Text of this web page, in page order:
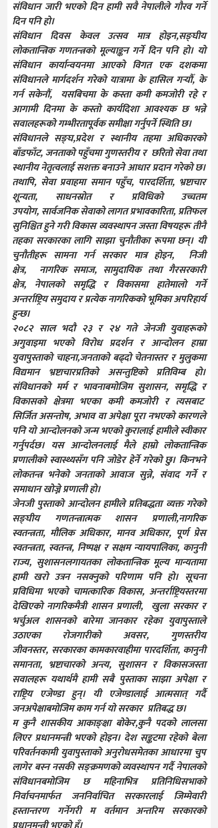
संविधान जारी भएको दिन हामी सवै नेपालीले गौरव गर्ने
दिन पनि हो।
संविधान दिवस केवल उत्सव मात्र होइन,सङ्घीय
लोकतान्त्रिक गणतन्त्रको मूल्याङ्कन गर्ने दिन पनि हो। यो
संविधान कार्यान्वयनमा आएको विगत एक दशकमा
संविधानले मार्गदर्शन गरेको यात्रामा के हासिल गर्‍यौँ, के
गर्न सकेनौं, यसबिचमा के कस्ता कमी कमजोरी रहे र
आगामी दिनमा के कस्तो कार्यदिशा आवश्यक छ भन्ने
सवालहरूको गम्भीरतापूर्वक समीक्षा गर्नुपर्ने स्थिति छ।
संविधानले सङ्घ,प्रदेश र स्थानीय तहमा अधिकारको
बाँडफाँट, जनताको पहुँचमा गुणस्तरीय र छरितो सेवा तथा
स्थानीय नेतृत्वलाई सशक्त बनाउने आधार प्रदान गरेको छ।
तथापि, सेवा प्रवाहमा समान पहुँच, पारदर्शिता, भ्रष्टाचार
शून्यता, साधनस्रोत र प्रविधिको उच्चतम
उपयोग, सार्वजनिक सेवाको लागत प्रभावकारिता, प्रतिफल
सुनिश्चित हुने गरी विकास व्यवस्थापन जस्ता विषयहरू तीनै
तहका सरकारका लागि साझा चुनौतीका रूपमा छन्। यी
चुनौतीहरू सामना गर्न सरकार मात्र होइन, निजी
क्षेत्र, नागरिक समाज, सामुदायिक तथा गैरसरकारी
क्षेत्र, नेपालको समृद्धि र विकासमा हातेमालो गर्ने
अन्तर्राष्ट्रिय समुदाय र प्रत्येक नागरिकको भूमिका अपरिहार्य
हुन्छ।
२०८२ साल भदौ २३ र २४ गते जेनजी युवाहरूको
अगुवाइमा भएको विरोध प्रदर्शन र आन्दोलन हाम्रा
युवापुस्ताको चाहना,जनताको बढ्दो चेतनास्तर र मुलुकमा
विद्यमान भ्रष्टाचारप्रतिको असन्तुष्टिको प्रतिविम्ब हो।
संविधानको मर्म र भावनाबमोजिम सुशासन, समृद्धि र
विकासको क्षेत्रमा भएका कमी कमजोरी र त्यसबाट
सिर्जित असन्तोष, अभाव वा अपेक्षा पूरा नभएको कारणले
पनि यो आन्दोलनको जन्म भएको कुरालाई हामीले स्वीकार
गर्नुपर्दछ। यस आन्दोलनलाई मैले हाम्रो लोकतान्त्रिक
प्रणालीको स्वास्थ्यसँग पनि जोडेर हेर्ने गरेको छु। किनभने
लोकतन्त्र भनेको जनताको आवाज सुन्ने, संवाद गर्ने र
समाधान खोज्ने प्रणाली हो।
जेनजी पुस्ताको आन्दोलन हामीले प्रतिबद्धता व्यक्त गरेको
सङ्घीय गणतन्त्रात्मक शासन प्रणाली,नागरिक
स्वतन्त्रता, मौलिक अधिकार, मानव अधिकार, पूर्ण प्रेस
स्वतन्त्रता, स्वतन्त्र, निष्पक्ष र सक्षम न्यायपालिका, कानुनी
राज्य, सुशासनलगायतका लोकतान्त्रिक मूल्य मान्यतामा
हामी खरो उत्रन नसक्नुको परिणाम पनि हो। सूचना
प्रविधिमा भएको चामत्कारिक विकास, अन्तर्राष्ट्रियस्तरमा
देखिएको नागरिकमैत्री शासन प्रणाली, खुला सरकार र
भर्चुअल शासनको बारेमा जानकार रहेका युवापुस्ताले
उठाएका रोजगारीको अवसर, गुणस्तरीय
जीवनस्तर, सरकारका कामकारवाहीमा पारदर्शिता, कानुनी
समानता, भ्रष्टाचारको अन्त्य, सुशासन र विकासजस्ता
सवालहरू यथार्थमै हामी सबै पुस्ताका साझा अपेक्षा र
राष्ट्रिय एजेण्डा हुन्। यी एजेण्डालाई आत्मसात् गर्दै
जनअपेक्षाबमोजिम काम गर्न यो सरकार प्रतिबद्ध छ।
म कुनै शासकीय आकाङ्क्षा बोकेर,कुनै पदको लालसा
लिएर प्रधानमन्त्री भएको होइन। देश सङ्कटमा रहेको बेला
परिवर्तनकामी युवापुस्ताको अनुरोधसमेतका आधारमा चुप
लागेर बस्न नसकी सङ्क्रमणको व्यवस्थापन गर्दै नेपालको
संविधानबमोजिम छ महिनाभित्र प्रतिनिधिसभाको
निर्वाचनमार्फत जननिर्वाचित सरकारलाई जिम्मेवारी
हस्तान्तरण गर्नेगरी म वर्तमान अन्तरिम सरकारको